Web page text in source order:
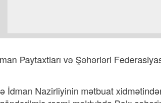
Paytaxtları və Şəhərləri
İdman Nazirliyinin mətbuat